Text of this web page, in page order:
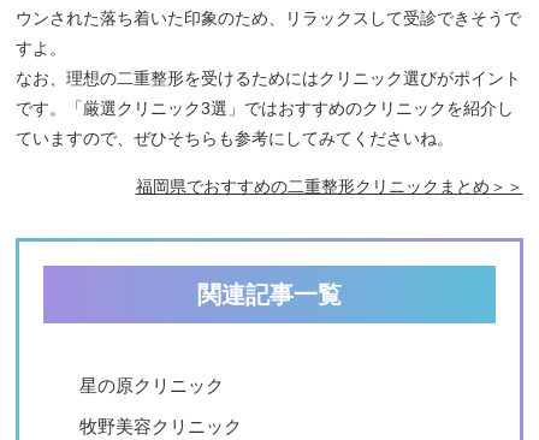
ウンされた落ち着いた印象のため、リラックスして受診できそうで
すよ。
なお、理想の二重整形を受けるためにはクリニック選びがポイント
です。「厳選クリニック3選」ではおすすめのクリニックを紹介し
ていますので、ぜひそちらも参考にしてみてくださいね。
福岡県でおすすめの二重整形クリニックまとめ＞＞
関連記事一覧
星の原クリニック
牧野美容クリニック